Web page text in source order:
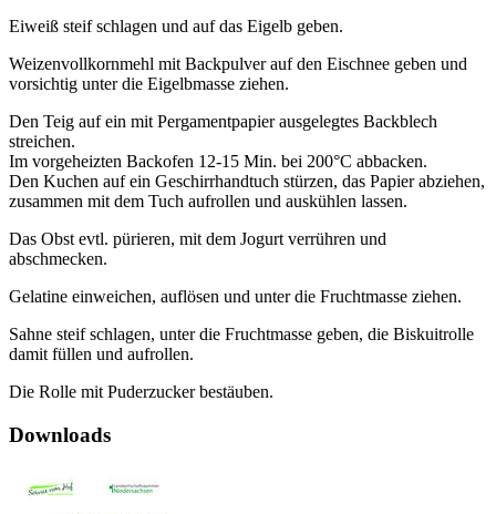
Eiweiß steif schlagen und auf das Eigelb geben.
Weizenvollkornmehl mit Backpulver auf den Eischnee geben und
vorsichtig unter die Eigelbmasse ziehen.
Den Teig auf ein mit Pergamentpapier ausgelegtes Backblech
streichen.
Im vorgeheizten Backofen 12-15 Min. bei 200°C abbacken.
Den Kuchen auf ein Geschirrhandtuch stürzen, das Papier abziehen,
zusammen mit dem Tuch aufrollen und auskühlen lassen.
Das Obst evtl. pürieren, mit dem Jogurt verrühren und
abschmecken.
Gelatine einweichen, auflösen und unter die Fruchtmasse ziehen.
Sahne steif schlagen, unter die Fruchtmasse geben, die Biskuitrolle
damit füllen und aufrollen.
Die Rolle mit Puderzucker bestäuben.
Downloads